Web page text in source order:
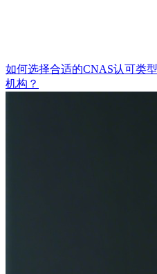
如何选择合适的CNAS认可类
机构？